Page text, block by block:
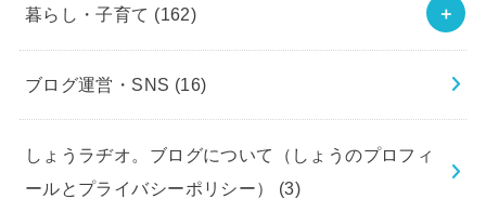
暮らし・子育て (162)
ブログ運営・SNS (16)
しょうラヂオ。ブログについて（しょうのプロフィ
ールとプライバシーポリシー） (3)